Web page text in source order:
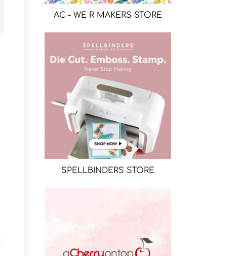
AC - WE R MAKERS STORE
SPELLBINDERS STORE